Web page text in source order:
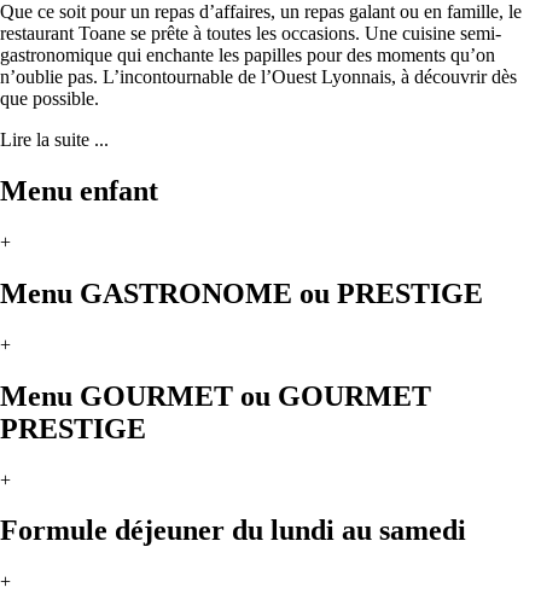
Que ce soit pour un repas d’affaires, un repas galant ou en famille, le
restaurant Toane se prête à toutes les occasions. Une cuisine semi-
gastronomique qui enchante les papilles pour des moments qu’on
n’oublie pas. L’incontournable de l’Ouest Lyonnais, à découvrir dès
que possible.
Lire la suite ...
Menu enfant
+
Menu GASTRONOME ou PRESTIGE
+
Menu GOURMET ou GOURMET
PRESTIGE
+
Formule déjeuner du lundi au samedi
+